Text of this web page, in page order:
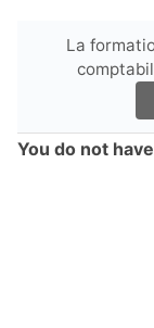
La
You do not